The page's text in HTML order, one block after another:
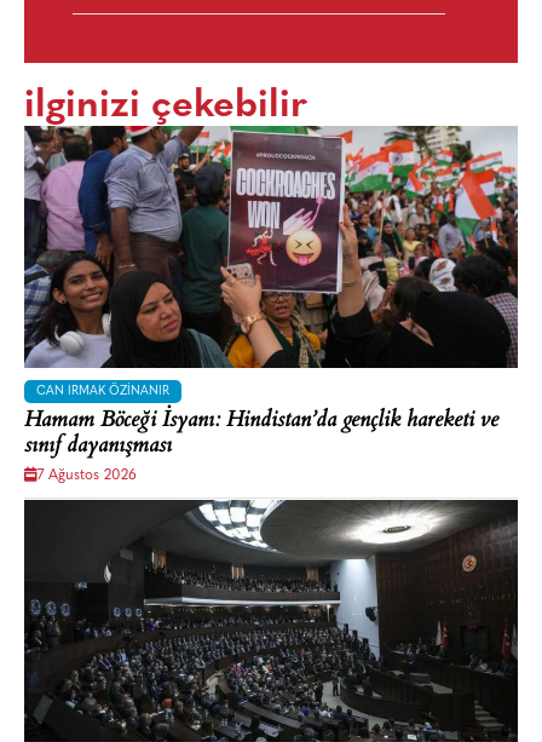
ilginizi çekebilir
CAN IRMAK ÖZINANIR
Hamam Böceği İsyanı: Hindistan’da gençlik hareketi ve
sınıf dayanışması
7 Ağustos 2026